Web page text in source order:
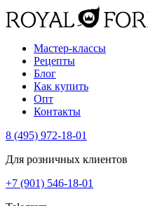
Мастер-классы
Рецепты
Блог
Как купить
Опт
Контакты
8 (495) 972-18-01
Для розничных клиентов
+7 (901) 546-18-01